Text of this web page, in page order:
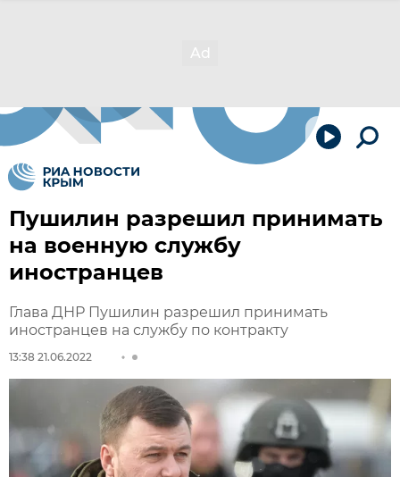
Пушилин разрешил принимать
на военную службу
иностранцев
Глава ДНР Пушилин разрешил принимать
иностранцев на службу по контракту
13:38 21.06.2022